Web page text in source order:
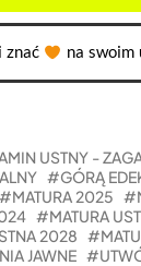
znać na swoim
USTNY -
GÓRĄ
MATURA 2025
MATURA
2028
JAWNE